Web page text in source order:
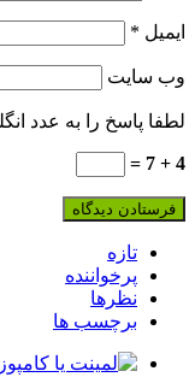
ایمیل *
وب‌ سایت
لطفا پاسخ را به عدد
4 + 7 =
تازه
پرخواننده
نظرها
برچسب ها